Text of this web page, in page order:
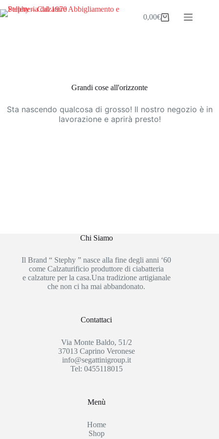
al
Carrello
0,00€
Grandi cose all'orizzonte
Sta nascendo qualcosa di grosso! Il nostro negozio è in
lavorazione e aprirà presto!
Chi Siamo
Il Brand “ Stephy ” nasce alla fine degli anni ‘60
come Calzaturificio produttore di ciabatteria
e calzature per la casa.Una tradizione artigianale
che non ci ha mai abbandonato.
Contattaci
Via Monte Baldo, 51/2
37013 Caprino Veronese
info@segattinigroup.it
Tel: 0455118015
Menù
Home
Shop